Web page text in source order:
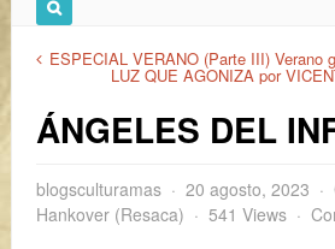
ESPECIAL VERANO (Parte III) Verano
LUZ QUE AGONIZA por
ÁNGELES DEL
blogsculturamas 20 agosto, 2023
Hankover (Resaca)
541 Views